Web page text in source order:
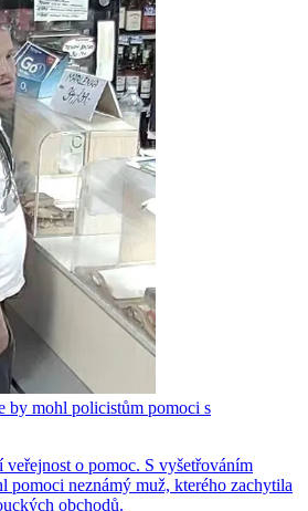
by mohl policistům pomoci s
o pomoc. S vyšetřováním
pomoci neznámý muž, kterého zachytila
obchodů.